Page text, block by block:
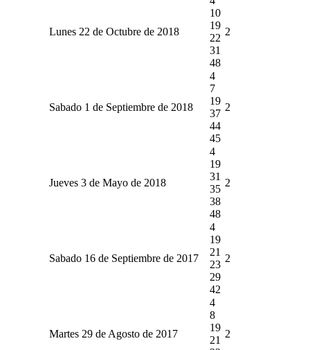
Lunes 22 de Octubre de 2018
10
19
22
31
48
2
Sabado 1 de Septiembre de 2018
4
7
19
37
44
45
2
Jueves 3 de Mayo de 2018
4
19
31
35
38
48
2
Sabado 16 de Septiembre de 2017
4
19
21
23
29
42
2
Martes 29 de Agosto de 2017
4
8
19
21
2